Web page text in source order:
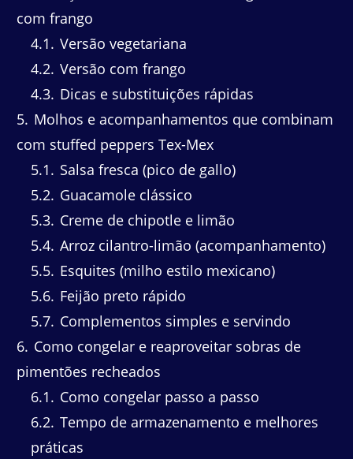
com frango
4.1
Versão vegetariana
4.2 Versão com frango
4.3 Dicas e substituições rápidas
5 Molhos e acompanhamentos que combinam
com stuffed peppers Tex-Mex
5.1
Salsa fresca (pico de gallo)
5.2 Guacamole clássico
5.3 Creme de chipotle e limão
5.4 Arroz cilantro-limão (acompanhamento)
5.5 Esquites (milho estilo mexicano)
5.6 Feijão preto rápido
5.7 Complementos simples e servindo
6 Como congelar e reaproveitar sobras de
pimentões recheados
6.1
Como congelar passo a passo
6.2 Tempo de armazenamento e melhores
práticas